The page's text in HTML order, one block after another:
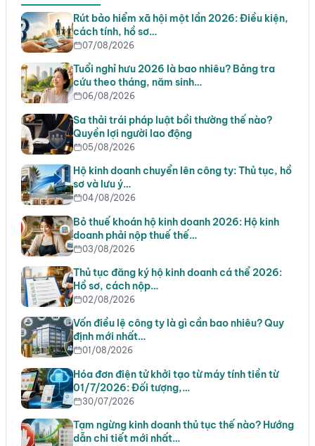
Rút bảo hiểm xã hội một lần 2026: Điều kiện,
cách tính, hồ sơ…
07/08/2026
Tuổi nghỉ hưu 2026 là bao nhiêu? Bảng tra
cứu theo tháng, năm sinh…
06/08/2026
Sa thải trái pháp luật bồi thường thế nào?
Quyền lợi người lao động
05/08/2026
Hộ kinh doanh chuyển lên công ty: Thủ tục, hồ
sơ và lưu ý…
04/08/2026
Bỏ thuế khoán hộ kinh doanh 2026: Hộ kinh
doanh phải nộp thuế thế…
03/08/2026
Thủ tục đăng ký hộ kinh doanh cá thể 2026:
Hồ sơ, cách nộp…
02/08/2026
Vốn điều lệ công ty là gì cần bao nhiêu? Quy
định mới nhất…
01/08/2026
Hóa đơn điện tử khởi tạo từ máy tính tiền từ
01/7/2026: Đối tượng,…
30/07/2026
Tạm ngừng kinh doanh thủ tục thế nào? Hướng
dẫn chi tiết mới nhất…